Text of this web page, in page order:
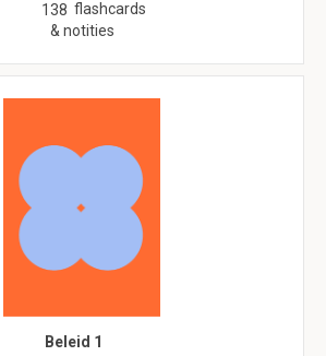
138 flashcards
& notities
Beleid 1